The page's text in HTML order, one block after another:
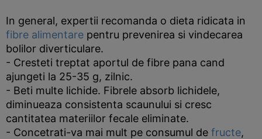
In general, expertii recomanda o dieta ridicata in
fibre alimentare pentru prevenirea si vindecarea
bolilor diverticulare.
- Cresteti treptat aportul de fibre pana cand
ajungeti la 25-35 g, zilnic.
- Beti multe lichide. Fibrele absorb lichidele,
diminueaza consistenta scaunului si cresc
cantitatea materiilor fecale eliminate.
- Concetrati-va mai mult pe consumul de fructe,